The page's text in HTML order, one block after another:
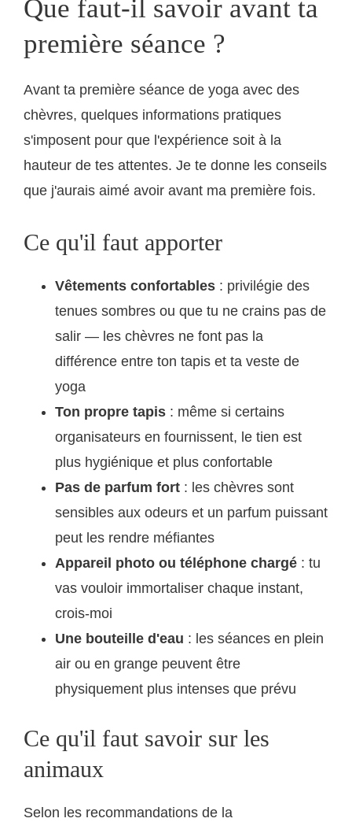
Que faut-il savoir avant ta
première séance ?
Avant ta première séance de yoga avec des
chèvres, quelques informations pratiques
s'imposent pour que l'expérience soit à la
hauteur de tes attentes. Je te donne les conseils
que j'aurais aimé avoir avant ma première fois.
Ce qu'il faut apporter
Vêtements confortables : privilégie des
tenues sombres ou que tu ne crains pas de
salir — les chèvres ne font pas la
différence entre ton tapis et ta veste de
yoga
Ton propre tapis : même si certains
organisateurs en fournissent, le tien est
plus hygiénique et plus confortable
Pas de parfum fort : les chèvres sont
sensibles aux odeurs et un parfum puissant
peut les rendre méfiantes
Appareil photo ou téléphone chargé : tu
vas vouloir immortaliser chaque instant,
crois-moi
Une bouteille d'eau : les séances en plein
air ou en grange peuvent être
physiquement plus intenses que prévu
Ce qu'il faut savoir sur les
animaux
Selon les recommandations de la